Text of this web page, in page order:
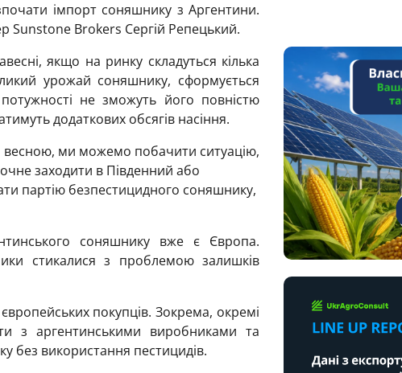
імпорт соняшнику з Аргентини.
Sunstone Brokers Сергій Репецький.
якщо на ринку складуться кілька
урожай соняшнику, сформується
не зможуть його повністю
додаткових обсягів насіння.
весною, ми можемо побачити ситуацію,
заходити в Південний або
партію безпестицидного соняшнику,
соняшнику вже є Європа.
стикалися з проблемою залишків
покупців. Зокрема, окремі
з аргентинськими виробниками та
без використання пестицидів.